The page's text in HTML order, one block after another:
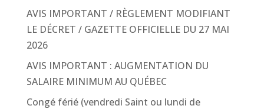
AVIS IMPORTANT / RÈGLEMENT MODIFIANT
LE DÉCRET / GAZETTE OFFICIELLE DU 27 MAI
2026
AVIS IMPORTANT : AUGMENTATION DU
SALAIRE MINIMUM AU QUÉBEC
Congé férié (vendredi Saint ou lundi de